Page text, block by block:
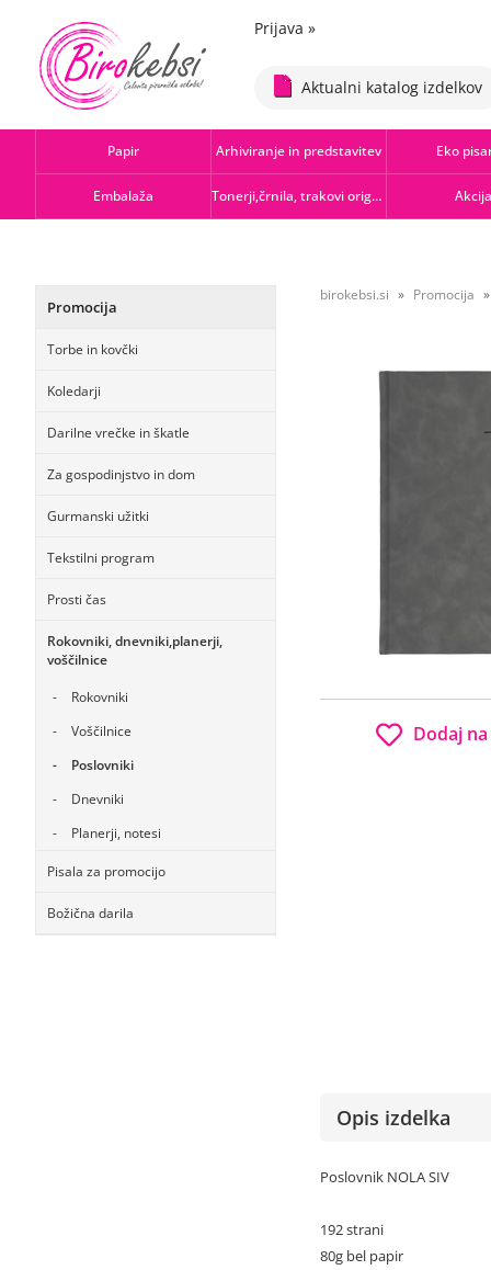
Prijava »
Aktualni katalog izdelkov
Papir Arhiviranje in predstavitev Eko
Embalaža Tonerji,črnila, trakovi orig.-rec. Akcija
Promocija
Torbe in kovčki
Koledarji
Darilne vrečke in škatle
Za gospodinjstvo in dom
Gurmanski užitki
Tekstilni program
Prosti čas
Rokovniki, dnevniki,planerji,
voščilnice
Rokovniki
Voščilnice
Poslovniki
Dnevniki
Planerji, notesi
Pisala za promocijo
Božična darila
birokebsi.si Promocija
Dodaj
Opis izdelka
Poslovnik NOLA SIV
192 strani
80g bel papir